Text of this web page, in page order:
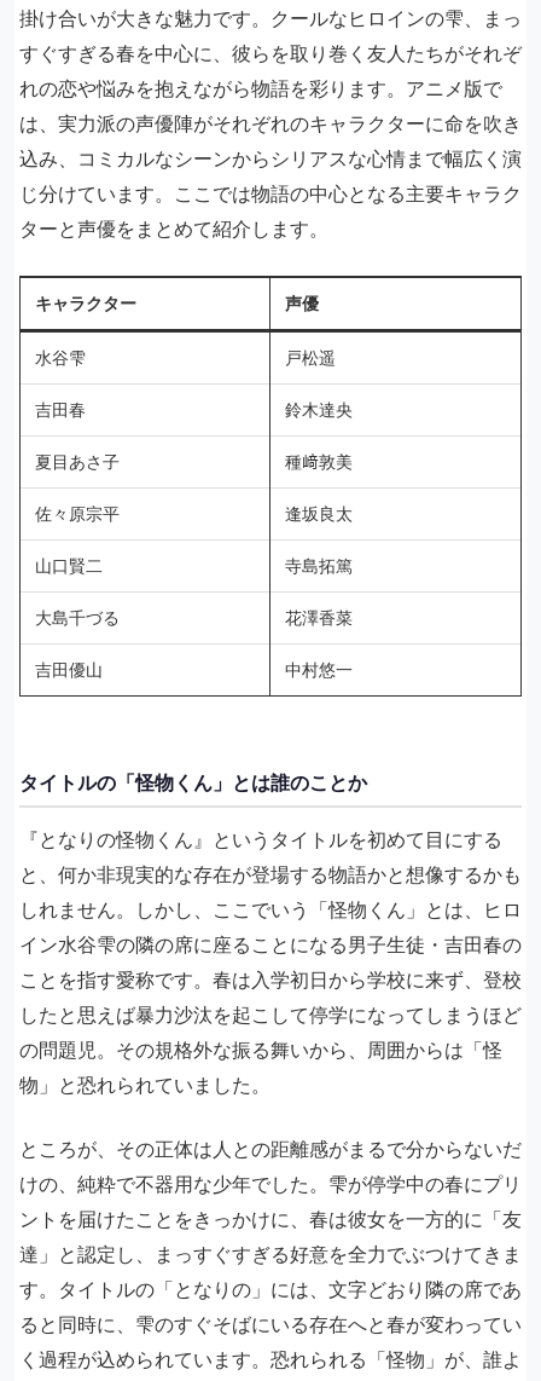
掛け合いが大きな魅力です。クールなヒロインの雫、まっ
すぐすぎる春を中心に、彼らを取り巻く友人たちがそれぞ
れの恋や悩みを抱えながら物語を彩ります。アニメ版で
は、実力派の声優陣がそれぞれのキャラクターに命を吹き
込み、コミカルなシーンからシリアスな心情まで幅広く演
じ分けています。ここでは物語の中心となる主要キャラク
ターと声優をまとめて紹介します。
キャラクター 声優
水谷雫 戸松遥
吉田春 鈴木達央
夏目あさ子 種﨑敦美
佐々原宗平 逢坂良太
山口賢二 寺島拓篤
大島千づる 花澤香菜
吉田優山 中村悠一
タイトルの「怪物くん」とは誰のことか
『となりの怪物くん』というタイトルを初めて目にする
と、何か非現実的な存在が登場する物語かと想像するかも
しれません。しかし、ここでいう「怪物くん」とは、ヒロ
イン水谷雫の隣の席に座ることになる男子生徒・吉田春の
ことを指す愛称です。春は入学初日から学校に来ず、登校
したと思えば暴力沙汰を起こして停学になってしまうほど
の問題児。その規格外な振る舞いから、周囲からは「怪
物」と恐れられていました。
ところが、その正体は人との距離感がまるで分からないだ
けの、純粋で不器用な少年でした。雫が停学中の春にプリ
ントを届けたことをきっかけに、春は彼女を一方的に「友
達」と認定し、まっすぐすぎる好意を全力でぶつけてきま
す。タイトルの「となりの」には、文字どおり隣の席であ
ると同時に、雫のすぐそばにいる存在へと春が変わってい
く過程が込められています。恐れられる「怪物」が、誰よ